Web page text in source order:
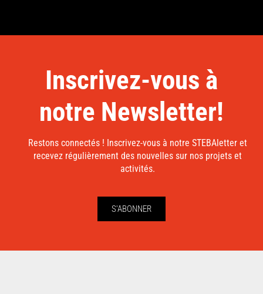
Inscrivez-vous à
notre Newsletter!
Restons connectés ! Inscrivez-vous à notre STEBAletter et
recevez régulièrement des nouvelles sur nos projets et
activités.
S'ABONNER